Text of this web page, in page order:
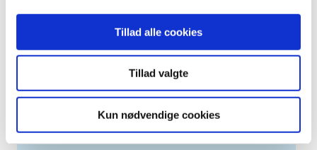
Tillad alle cookies
Tillad valgte
Kun nødvendige cookies
februar (29)
2021 (516)